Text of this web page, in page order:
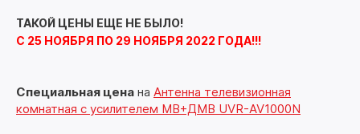
ТАКОЙ ЦЕНЫ ЕЩЕ НЕ БЫЛО!
С 25 НОЯБРЯ ПО 29 НОЯБРЯ 2022 ГОДА!!!
Специальная цена на Антенна телевизионная
комнатная с усилителем МВ+ДМВ UVR-AV1000N